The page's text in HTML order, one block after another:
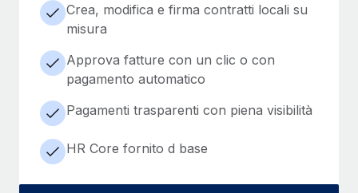
Crea, modifica e firma contratti locali su
misura
Approva fatture con un clic o con
pagamento automatico
Pagamenti trasparenti con piena visibilità
HR Core fornito d base